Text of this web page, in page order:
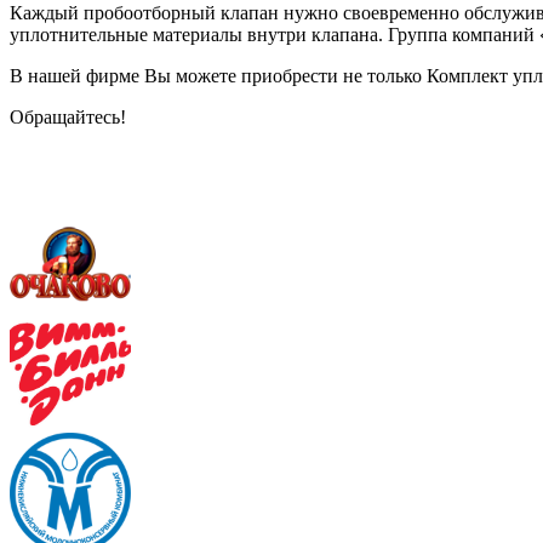
Каждый пробоотборный клапан нужно своевременно
уплотнительные материалы внутри клапана. Группа
В нашей фирме Вы можете приобрести не только Комплект
Обращайтесь!